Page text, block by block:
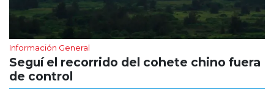
Información General
Seguí el recorrido del cohete chino fuera
de control